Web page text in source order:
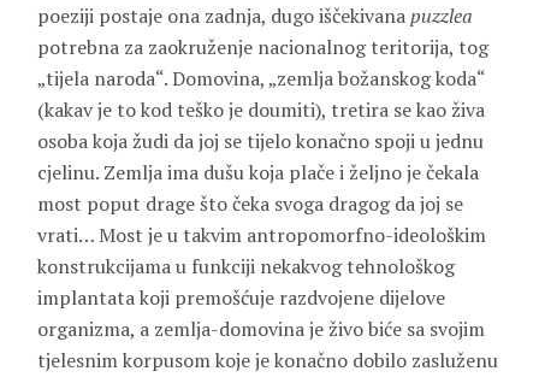
poeziji postaje ona zadnja, dugo iščekivanapuzzlea
potrebna za zaokruženje nacionalnog teritorija, tog
„tijela naroda“. Domovina, „zemlja božanskog koda“
(kakav je to kod teško je doumiti), tretira se kao živa
osoba koja žudi da joj se tijelo konačno spoji u jednu
cjelinu. Zemlja ima dušu koja plače i željno je čekala
most poput drage što čeka svoga dragog da joj se
vrati… Most je u takvim antropomorfno-ideološkim
konstrukcijama u funkciji nekakvog tehnološkog
implantata koji premošćuje razdvojene dijelove
organizma, a zemlja-domovina je živo biće sa svojim
tjelesnim korpusom koje je konačno dobilo zasluženu